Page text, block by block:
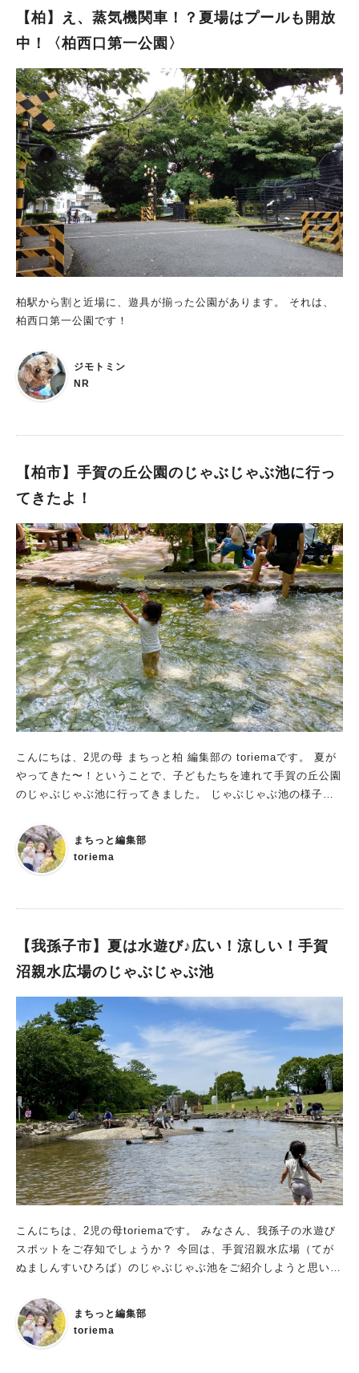
日は16:00頃に家族で船戸市民プールへ♪ 入場すると、子どもた
ちのテンションは一気に最高潮！ まず向かったのは、大人気の
流水プール 浮き輪でぷかぷか流れに乗るだけでも気持ちよく、
大型スライダー！！ 「もう一回！」を何度も繰り返し、夢中に
なって滑っている子どもたち♩ 2歳の娘は幼児プールへ！ 浅く
て安心なので、水遊びデビューにもぴったりでした♡ 実際に行
ってみて感じたのは、 「年齢差のある兄妹でも一緒に楽しめ
る！」 ということ 流水プールでは家族みんなで遊べて、幼児プ
ールでは小さな子も安心(^^) 小学生は大型スライダーで思いきり
遊べるので、それぞれが満足できるのが魅力でした♪ この夏、
家族みんなで思い出づくりへ♪ 暑い夏こそ、水遊びが最高！ 思
いきり遊べる流水プールに、大迫力のスライダー、小さなお子さ
んも楽しめる幼児プールまでそろった船戸市民プールは、夏休み
のおでかけにぴったりのスポットでした また、監視員さんがプ
たポイント みんなが気持ちよく利用できるよう、ルールを守り
ながら、安全に楽しいプールタイムを過ごしてくださいね♪ 今年
【柏】え、蒸気機関車！？夏場はプールも開放
中！〈柏西口第一公園〉
柏駅から割と近場に、遊具が揃った公園があります。 それは、
柏西口第一公園です！
ジモトミン
NR
【柏市】手賀の丘公園のじゃぶじゃぶ池に行っ
てきたよ！
こんにちは、2児の母 まちっと柏 編集部の toriemaです。 夏が
やってきた〜！ということで、子どもたちを連れて手賀の丘公園
のじゃぶじゃぶ池に行ってきました。 じゃぶじゃぶ池の様子や
丘公園が入り口！じゃぶじゃぶ池の行き方は？ まず、入り口は
手賀の丘公園やRECAMP しょうなんと一緒。 正面から入ってい
きます。 じゃぶじゃぶ池はGoogleマップで「水遊びの場」とピ
ゃぶ池の利用期間は、 例年、7月中旬から8月末まで。 利用時間
くはこちらをご覧ください じゃぶじゃぶ池開催（手賀の丘公
園・北柏ふるさと公園） オムツはOK？手賀の丘公園じゃぶじ
ゃぶ池のルール 初めて行った手賀の丘公園のじゃぶじゃぶ池。
オムツを履いた子は入っていいのか不安になったので、ルールを
確認してみました。 ▼ルール 1.雨天時や前日の豪雨などにより
開催が中止になることがあります。 2.体調不良(下痢、風邪また
は目、耳、鼻の病気など)の幼児はご利用できません。 3.水分補
給以外の飲食はご遠慮ください。 4.じゃぶじゃぶ池内へのペッ
トの入場はご遠慮ください。 5.ガラス製品など破損の危険性が
あるものは持ち込まないでください。 6.水で濡れて滑りやすく
なっている場所がありますので、足元に気を付けてください。サ
ンダル等を着用しての利用はご遠慮いただいております。 7.雷
が鳴ったときは、安全確保のため池から出ていただく場合があり
は、場内の維持管理、安全確保のために保護者及び同伴者の人数
を制限する場合があります。 10.監視員の指示に従ってくださ
い。 柏市HPより オムツについて オムツについての記載は市の
遊び用のオムツを着用し、遊ばれるのが好ましいと思います。
履き物は禁止 じゃぶじゃぶ池内の履き物はNGという看板を見ま
した。 そのため履き物は必ず脱いでから入るようにしましょ
まちっと編集部
toriema
【我孫子市】夏は水遊び♪広い！涼しい！手賀
沼親水広場のじゃぶじゃぶ池
こんにちは、2児の母toriemaです。 みなさん、我孫子の水遊び
スポットをご存知でしょうか？ 今回は、手賀沼親水広場（てが
ぬましんすいひろば）のじゃぶじゃぶ池をご紹介しようと思いま
場所でした。 今年の夏も暑いようなので、じゃぶじゃぶ池には
お世話になりそうです。 手賀沼親水広場のじゃぶじゃぶ池はど
こにある？ 手賀沼親水広場のじゃぶじゃぶ池は、手賀沼ふれあ
まちっと編集部
toriema